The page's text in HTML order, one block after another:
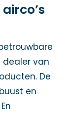
dealer van
De
en